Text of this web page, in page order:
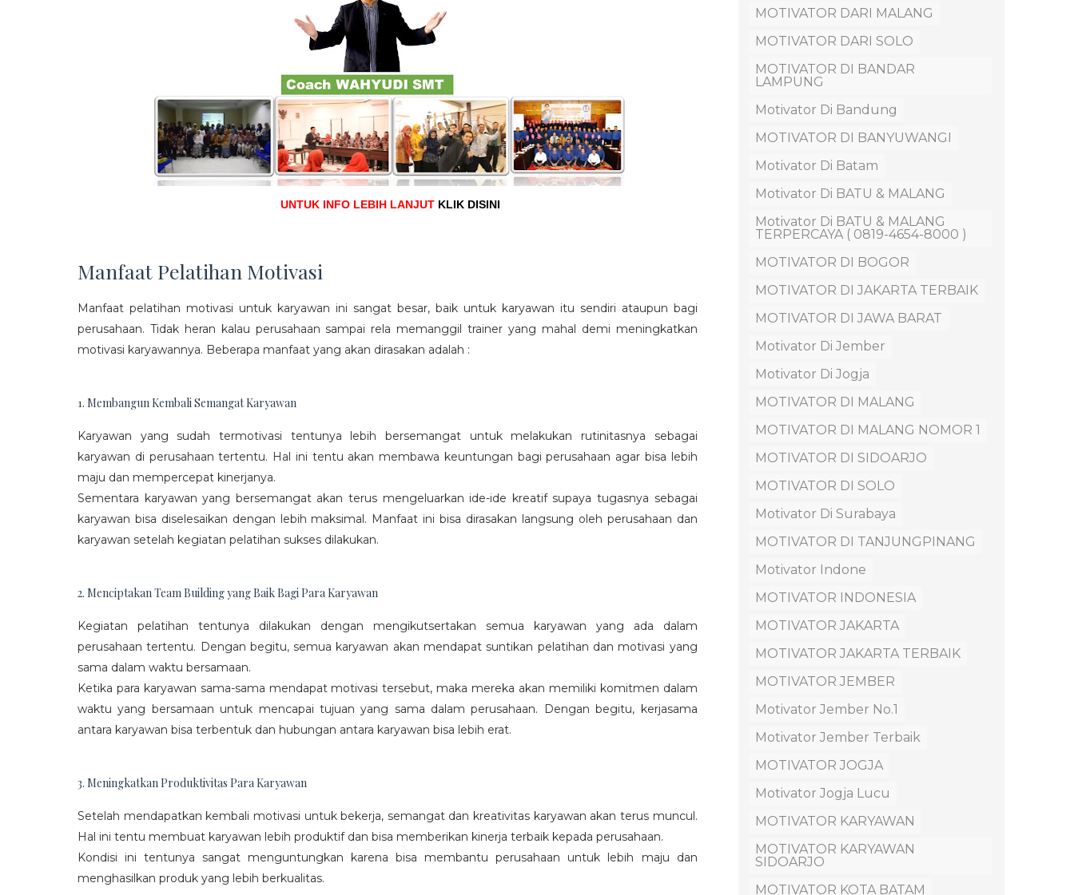
UNTUK INFO LEBIH LANJUT KLIK DISINI
Manfaat Pelatihan Motivasi
Manfaat pelatihan motivasi untuk karyawan ini sangat besar, baik untuk karyawan itu sendiri ataupun bagi
perusahaan. Tidak heran kalau perusahaan sampai rela memanggil trainer yang mahal demi meningkatkan
motivasi karyawannya. Beberapa manfaat yang akan dirasakan adalah :
1. Membangun Kembali Semangat Karyawan
Karyawan yang sudah termotivasi tentunya lebih bersemangat untuk melakukan rutinitasnya sebagai
karyawan di perusahaan tertentu. Hal ini tentu akan membawa keuntungan bagi perusahaan agar bisa lebih
maju dan mempercepat kinerjanya.
Sementara karyawan yang bersemangat akan terus mengeluarkan ide-ide kreatif supaya tugasnya sebagai
karyawan bisa diselesaikan dengan lebih maksimal. Manfaat ini bisa dirasakan langsung oleh perusahaan dan
karyawan setelah kegiatan pelatihan sukses dilakukan.
2. Menciptakan Team Building yang Baik Bagi Para Karyawan
Kegiatan pelatihan tentunya dilakukan dengan mengikutsertakan semua karyawan yang ada dalam
perusahaan tertentu. Dengan begitu, semua karyawan akan mendapat suntikan pelatihan dan motivasi yang
sama dalam waktu bersamaan.
Ketika para karyawan sama-sama mendapat motivasi tersebut, maka mereka akan memiliki komitmen dalam
waktu yang bersamaan untuk mencapai tujuan yang sama dalam perusahaan. Dengan begitu, kerjasama
antara karyawan bisa terbentuk dan hubungan antara karyawan bisa lebih erat.
3. Meningkatkan Produktivitas Para Karyawan
Setelah mendapatkan kembali motivasi untuk bekerja, semangat dan kreativitas karyawan akan terus muncul.
Hal ini tentu membuat karyawan lebih produktif dan bisa memberikan kinerja terbaik kepada perusahaan.
Kondisi ini tentunya sangat menguntungkan karena bisa membantu perusahaan untuk lebih maju dan
menghasilkan produk yang lebih berkualitas.
MOTIVATOR DARI MALANG
MOTIVATOR DARI SOLO
MOTIVATOR DI BANDAR
LAMPUNG
Motivator Di Bandung
MOTIVATOR DI BANYUWANGI
Motivator Di Batam
Motivator Di BATU & MALANG
Motivator Di BATU & MALANG
TERPERCAYA ( 0819-4654-8000 )
MOTIVATOR DI BOGOR
MOTIVATOR DI JAKARTA TERBAIK
MOTIVATOR DI JAWA BARAT
Motivator Di Jember
Motivator Di Jogja
MOTIVATOR DI MALANG
MOTIVATOR DI MALANG NOMOR 1
MOTIVATOR DI SIDOARJO
MOTIVATOR DI SOLO
Motivator Di Surabaya
MOTIVATOR DI TANJUNGPINANG
Motivator Indone
MOTIVATOR INDONESIA
MOTIVATOR JAKARTA
MOTIVATOR JAKARTA TERBAIK
MOTIVATOR JEMBER
Motivator Jember No.1
Motivator Jember Terbaik
MOTIVATOR JOGJA
Motivator Jogja Lucu
MOTIVATOR KARYAWAN
MOTIVATOR KARYAWAN
SIDOARJO
MOTIVATOR KOTA BATAM